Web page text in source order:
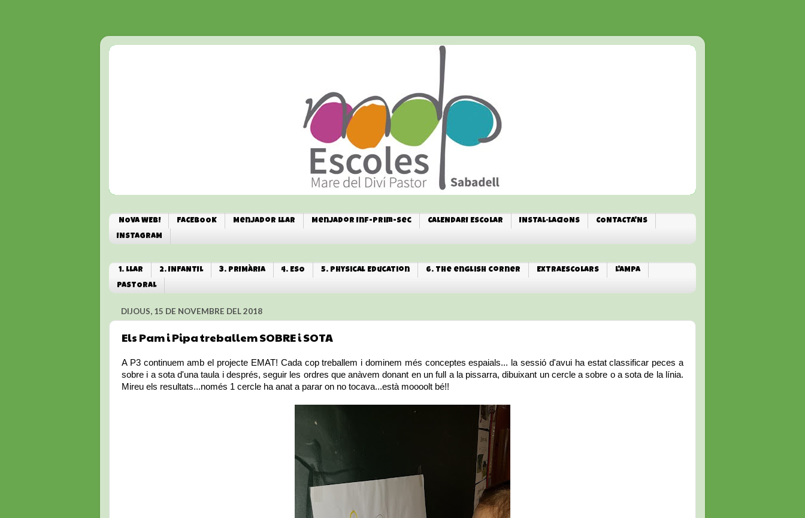
NOVA WEB! FACEBOOK Menjador Llar Menjador Inf-Prim-Sec CALENDARI ESCOLAR INSTAL·LACIONS
CONTACTA'NS
INSTAGRAM
1. LLAR 2. INFANTIL 3. PRIMÀRIA 4. ESO 5. Physical Education 6. The english corner EXTRAESCOLARS
L'AMPA
PASTORAL
DIJOUS, 15 DE NOVEMBRE DEL 2018
Els Pam i Pipa treballem SOBRE i SOTA
A P3 continuem amb el projecte EMAT! Cada cop treballem i dominem més conceptes espaials... la sessió d'avui ha estat classificar peces a
sobre i a sota d'una taula i després, seguir les ordres que anàvem donant en un full a la pissarra, dibuixant un cercle a sobre o a sota de la línia.
Mireu els resultats...només 1 cercle ha anat a parar on no tocava...està moooolt bé!!